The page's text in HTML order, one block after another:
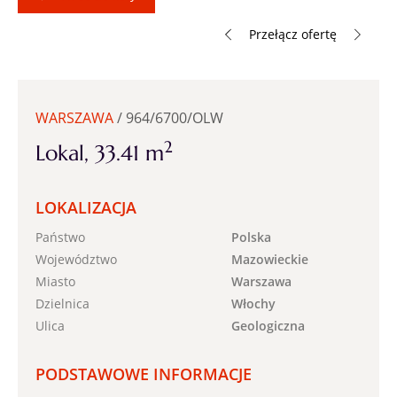
Przełącz ofertę
WARSZAWA/ 964/6700/OLW
Lokal, 33.41 m2
LOKALIZACJA
Państwo
Polska
Województwo
Mazowieckie
Miasto
Warszawa
Dzielnica
Włochy
Ulica
Geologiczna
PODSTAWOWE INFORMACJE